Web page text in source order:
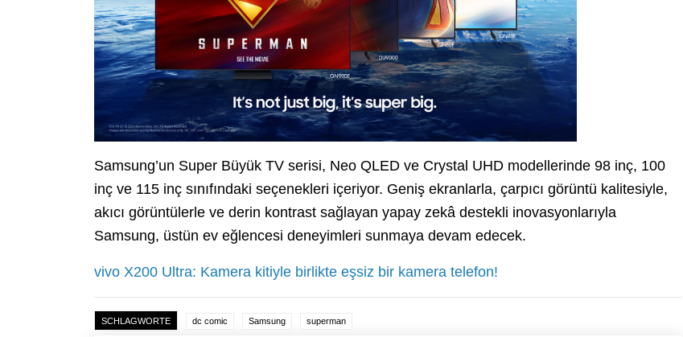
Samsung’un Super Büyük TV serisi, Neo QLED ve Crystal UHD modellerinde 98 inç, 100
inç ve 115 inç sınıfındaki seçenekleri içeriyor. Geniş ekranlarla, çarpıcı görüntü kalitesiyle,
akıcı görüntülerle ve derin kontrast sağlayan yapay zekâ destekli inovasyonlarıyla
Samsung, üstün ev eğlencesi deneyimleri sunmaya devam edecek.
vivo X200 Ultra: Kamera kitiyle birlikte eşsiz bir kamera telefon!
SCHLAGWORTE dc comic Samsung superman